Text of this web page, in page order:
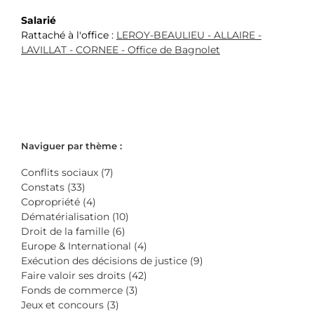
Salarié
Rattaché à l'office : LEROY-BEAULIEU - ALLAIRE -
LAVILLAT - CORNEE - Office de Bagnolet
Naviguer par thème :
Conflits sociaux (7)
Constats (33)
Copropriété (4)
Dématérialisation (10)
Droit de la famille (6)
Europe & International (4)
Exécution des décisions de justice (9)
Faire valoir ses droits (42)
Fonds de commerce (3)
Jeux et concours (3)